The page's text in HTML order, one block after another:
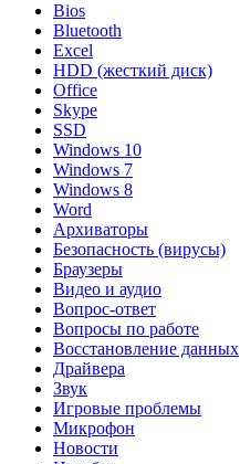
Bios
Bluetooth
Excel
HDD (жесткий диск)
Office
Skype
SSD
Windows 10
Windows 7
Windows 8
Word
Архиваторы
Безопасность (вирусы)
Браузеры
Видео и аудио
Вопрос-ответ
Вопросы по работе
Восстановление данных
Драйвера
Звук
Игровые проблемы
Микрофон
Новости